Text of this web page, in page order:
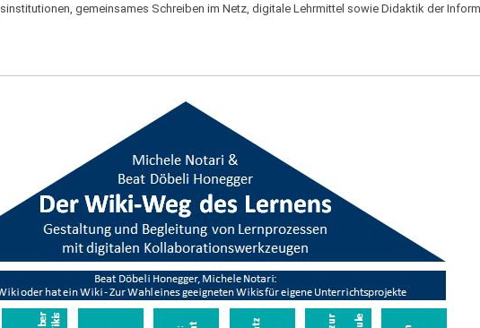
gemeinsames Schreiben im Netz, digitale Lehrmittel sowie Didaktik der